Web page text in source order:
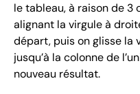
le tableau, à raison de 3
alignant la virgule à
départ, puis on glisse la
jusqu’à la colonne de
nouveau résultat.